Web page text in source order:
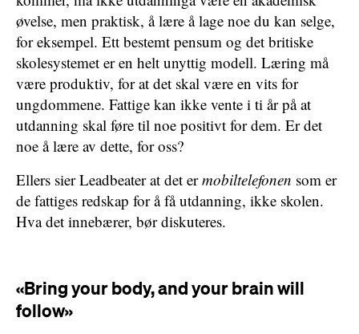
øvelse, men praktisk, å lære å lage noe du kan selge,
for eksempel. Ett bestemt pensum og det britiske
skolesystemet er en helt unyttig modell. Læring må
være produktiv, for at det skal være en vits for
ungdommene. Fattige kan ikke vente i ti år på at
utdanning skal føre til noe positivt for dem. Er det
noe å lære av dette, for oss?
Ellers sier Leadbeater at det ermobiltelefonen som er
de fattiges redskap for å få utdanning, ikke skolen.
Hva det innebærer, bør diskuteres.
«Bring your body, and your brain will
follow»